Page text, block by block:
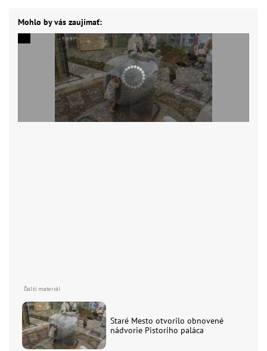
Mohlo by vás zaujímať:
Staré Mesto otvorilo obnovené
nádvorie Pistoriho paláca